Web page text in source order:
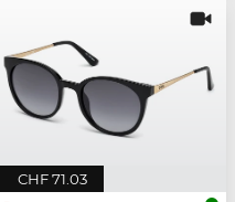
CHF 71.03